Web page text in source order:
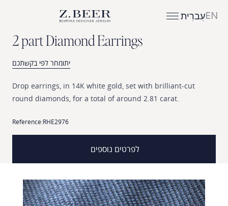
ENעִברִית
2partDiamondEarrings
יתומחר לפי בקשתכם
Drop earrings, in 14K white gold, set with brilliant-cut
round diamonds, for a total of around 2.81 carat.
Reference:RHE2976
לפרטים נוספים